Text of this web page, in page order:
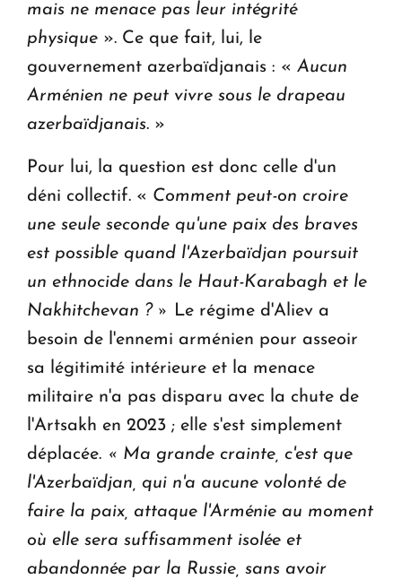
mais ne menace pas leur intégrité
physique ». Ce que fait, lui, le
gouvernement azerbaïdjanais : « Aucun
Arménien ne peut vivre sous le drapeau
azerbaïdjanais. »
Pour lui, la question est donc celle d'un
déni collectif. « Comment peut-on croire
une seule seconde qu'une paix des braves
est possible quand l'Azerbaïdjan poursuit
un ethnocide dans le Haut-Karabagh et le
Nakhitchevan ? » Le régime d'Aliev a
besoin de l'ennemi arménien pour asseoir
sa légitimité intérieure et la menace
militaire n'a pas disparu avec la chute de
l'Artsakh en 2023 ; elle s'est simplement
déplacée. « Ma grande crainte, c'est que
l'Azerbaïdjan, qui n'a aucune volonté de
faire la paix, attaque l'Arménie au moment
où elle sera suffisamment isolée et
abandonnée par la Russie, sans avoir